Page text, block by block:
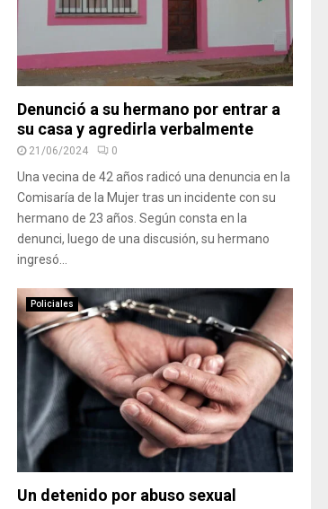
Denunció a su hermano por entrar a
su casa y agredirla verbalmente
21/06/2024 0
Una vecina de 42 años radicó una denuncia en la
Comisaría de la Mujer tras un incidente con su
hermano de 23 años. Según consta en la
denunci, luego de una discusión, su hermano
ingresó...
Policiales
Un detenido por abuso sexual